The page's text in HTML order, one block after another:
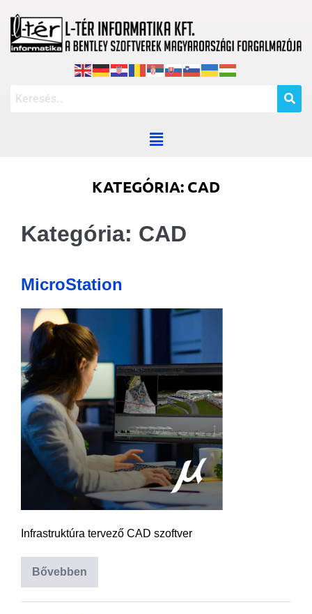
KATEGÓRIA: CAD
Kategória: CAD
MicroStation
Infrastruktúra tervező CAD szoftver
Bővebben